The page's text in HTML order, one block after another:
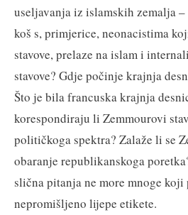
useljavanja iz islamskih zemalja
koš s, primjerice, neonacistima
stavove, prelaze na islam i
stavove? Gdje počinje krajnja
Što je bila francuska krajnja
korespondiraju li Zemmourovi
političkoga spektra? Zalaže li se
obaranje republikanskoga
slična pitanja ne more mnoge
nepromišljeno lijepe etikete.